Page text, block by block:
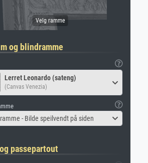
og blindramme
Lerret Leonardo (sateng)
(Canvas Venezia)
- Bilde speilvendt på siden
passepartout